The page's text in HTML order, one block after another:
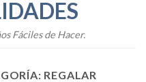
Fáciles de Hacer.
REGALAR